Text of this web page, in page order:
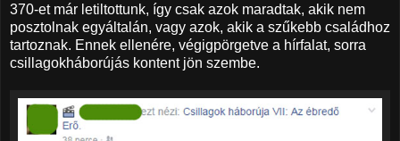
370-et már letiltottunk, így csak azok maradtak, akik nem
posztolnak egyáltalán, vagy azok, akik a szűkebb családhoz
tartoznak. Ennek ellenére, végigpörgetve a hírfalat, sorra
csillagokháborújás kontent jön szembe.